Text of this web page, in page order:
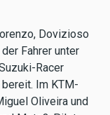
Dovizioso
Fahrer unter
Racer
Im KTM-
Oliveira und